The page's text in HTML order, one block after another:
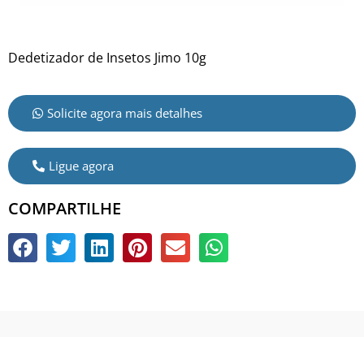
Dedetizador de Insetos Jimo 10g
Solicite agora mais detalhes
Ligue agora
COMPARTILHE